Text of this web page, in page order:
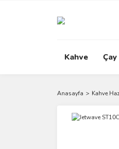
Kahve Çay
Anasayfa Kahve